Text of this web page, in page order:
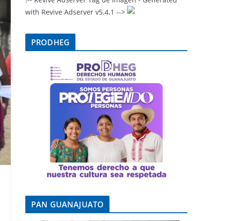
with Revive Adserver v5.4.1 -->
PRODHEG
PAN GUANAJUATO